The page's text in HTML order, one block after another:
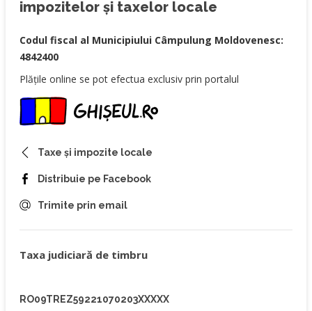
impozitelor și taxelor locale
Codul fiscal al Municipiului Câmpulung Moldovenesc:
4842400
Plățile online se pot efectua exclusiv prin portalul
Taxe și impozite locale
Distribuie pe Facebook
Trimite prin email
Taxa judiciară de timbru
RO09TREZ59221070203XXXXX